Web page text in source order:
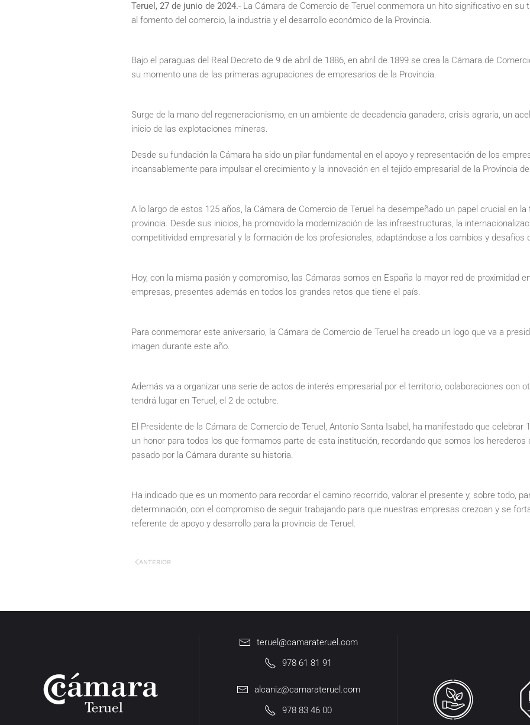
Teruel, 27 de junio de 2024.- La Cámara de Comercio de Teruel conmemora un hito significativo en su
al fomento del comercio, la industria y el desarrollo económico de la Provincia.
Bajo el paraguas del Real Decreto de 9 de abril de 1886, en abril de 1899 se crea la Cámara de
su momento una de las primeras agrupaciones de empresarios de la Provincia.
Surge de la mano del regeneracionismo, en un ambiente de decadencia ganadera, crisis agraria, un
inicio de las explotaciones mineras.
Desde su fundación la Cámara ha sido un pilar fundamental en el apoyo y representación de los
incansablemente para impulsar el crecimiento y la innovación en el tejido empresarial de la Provincia
A lo largo de estos 125 años, la Cámara de Comercio de Teruel ha desempeñado un papel crucial en
provincia. Desde sus inicios, ha promovido la modernización de las infraestructuras, la
competitividad empresarial y la formación de los profesionales, adaptándose a los cambios y desafíos
Hoy, con la misma pasión y compromiso, las Cámaras somos en España la mayor red de proximidad
empresas, presentes además en todos los grandes retos que tiene el país.
Para conmemorar este aniversario, la Cámara de Comercio de Teruel ha creado un logo que va a
imagen durante este año.
Además va a organizar una serie de actos de interés empresarial por el territorio, colaboraciones con
tendrá lugar en Teruel, el 2 de octubre.
El Presidente de la Cámara de Comercio de Teruel, Antonio Santa Isabel, ha manifestado que celebrar
un honor para todos los que formamos parte de esta institución, recordando que somos los
pasado por la Cámara durante su historia.
Ha indicado que es un momento para recordar el camino recorrido, valorar el presente y, sobre todo,
determinación, con el compromiso de seguir trabajando para que nuestras empresas crezcan y se
referente de apoyo y desarrollo para la provincia de Teruel.
ANTERIOR
teruel@camarateruel.com
978 61 81 91
alcaniz@camarateruel.com
978 83 46 00